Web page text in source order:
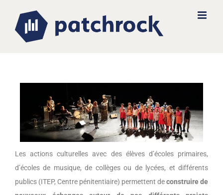
Les actions culturelles avec des élèves d’écoles primaires,
d’écoles de musique, de collèges ou de lycées, et différents
publics (ITEP, Centre pénitentiaire) permettent deconstruire de